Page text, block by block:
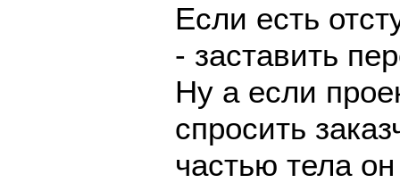
Если есть
- заставить
Ну а если
спросить
частью тела